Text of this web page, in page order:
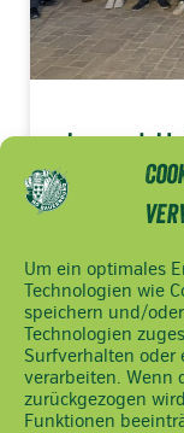
Um ein optimales
Technologien wie
speichern und/
Technologien
Surfverhalten oder
verarbeiten.
zurückgezogen
Funktionen
Jugend-
> MEHR LESEN
NÖ
Bauernbund
Ferstlergasse
4,